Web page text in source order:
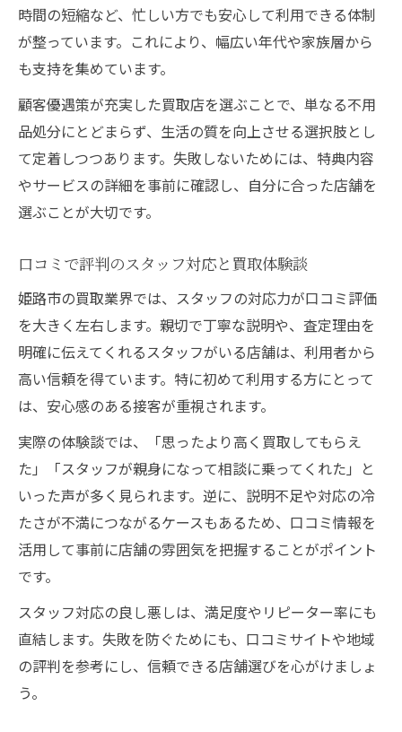
時間の短縮など、忙しい方でも安心して利用できる体制
が整っています。これにより、幅広い年代や家族層から
も支持を集めています。
顧客優遇策が充実した買取店を選ぶことで、単なる不用
品処分にとどまらず、生活の質を向上させる選択肢とし
て定着しつつあります。失敗しないためには、特典内容
やサービスの詳細を事前に確認し、自分に合った店舗を
選ぶことが大切です。
口コミで評判のスタッフ対応と買取体験談
姫路市の買取業界では、スタッフの対応力が口コミ評価
を大きく左右します。親切で丁寧な説明や、査定理由を
明確に伝えてくれるスタッフがいる店舗は、利用者から
高い信頼を得ています。特に初めて利用する方にとって
は、安心感のある接客が重視されます。
実際の体験談では、「思ったより高く買取してもらえ
た」「スタッフが親身になって相談に乗ってくれた」と
いった声が多く見られます。逆に、説明不足や対応の冷
たさが不満につながるケースもあるため、口コミ情報を
活用して事前に店舗の雰囲気を把握することがポイント
です。
スタッフ対応の良し悪しは、満足度やリピーター率にも
直結します。失敗を防ぐためにも、口コミサイトや地域
の評判を参考にし、信頼できる店舗選びを心がけましょ
う。